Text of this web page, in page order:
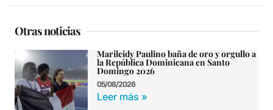
Otras noticias
Marileidy Paulino baña de oro y orgullo a
la República Dominicana en Santo
Domingo 2026
05/08/2026
Leer más »